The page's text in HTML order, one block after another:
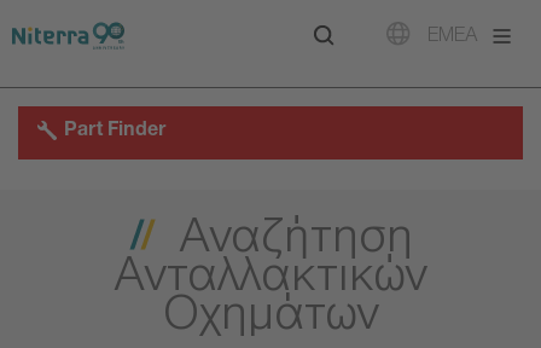
to
to
to
EMEA
Part Finder
Αναζήτηση
Ανταλλακτικών
Οχημάτων